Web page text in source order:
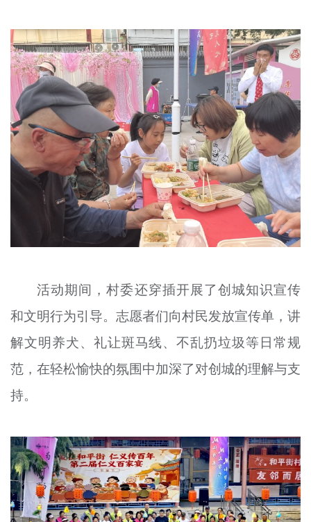
活动期间，村委还穿插开展了创城知识宣传
和文明行为引导。志愿者们向村民发放宣传单，讲
解文明养犬、礼让斑马线、不乱扔垃圾等日常规
范，在轻松愉快的氛围中加深了对创城的理解与支
持。